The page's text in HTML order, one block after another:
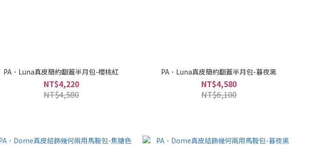
PA．Luna真皮簡約翻蓋半月包-櫻桃紅
NT$4,220
NT$4,580
PA．Luna真皮簡約翻蓋半月包-暮夜黑
NT$4,580
NT$6,100